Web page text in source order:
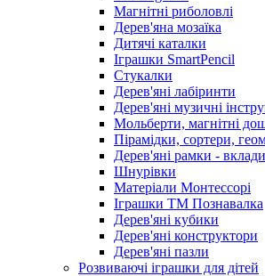
Магнітні риболовлі
Дерев'яна мозаїка
Дитячі каталки
Іграшки SmartPencil
Стукалки
Дерев'яні лабіринти
Дерев'яні музичні
Мольберти, магнітні
Пірамідки, сортери,
Дерев'яні рамки -
Шнурівки
Матеріали Монтессорі
Іграшки ТМ Познавалка
Дерев'яні кубики
Дерев'яні конструктори
Дерев'яні пазли
Розвиваючі іграшки для дітей